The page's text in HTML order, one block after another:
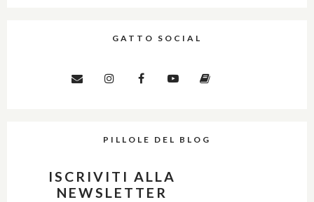
GATTO SOCIAL
PILLOLE DEL BLOG
ISCRIVITI ALLA
NEWSLETTER